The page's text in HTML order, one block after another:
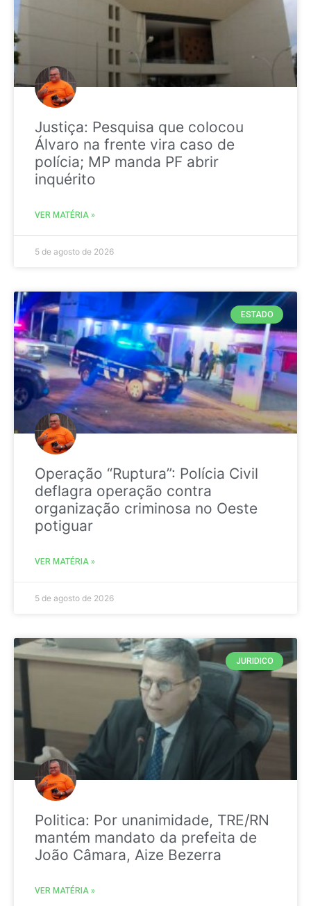
Justiça: Pesquisa que colocou
Álvaro na frente vira caso de
polícia; MP manda PF abrir
inquérito
VER MATÉRIA »
5 de agosto de 2026
ESTADO
Operação “Ruptura”: Polícia Civil
deflagra operação contra
organização criminosa no Oeste
potiguar
VER MATÉRIA »
5 de agosto de 2026
JURIDICO
Politica: Por unanimidade, TRE/RN
mantém mandato da prefeita de
João Câmara, Aize Bezerra
VER MATÉRIA »